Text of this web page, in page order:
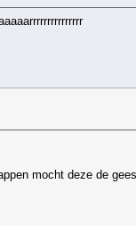
mocht deze de